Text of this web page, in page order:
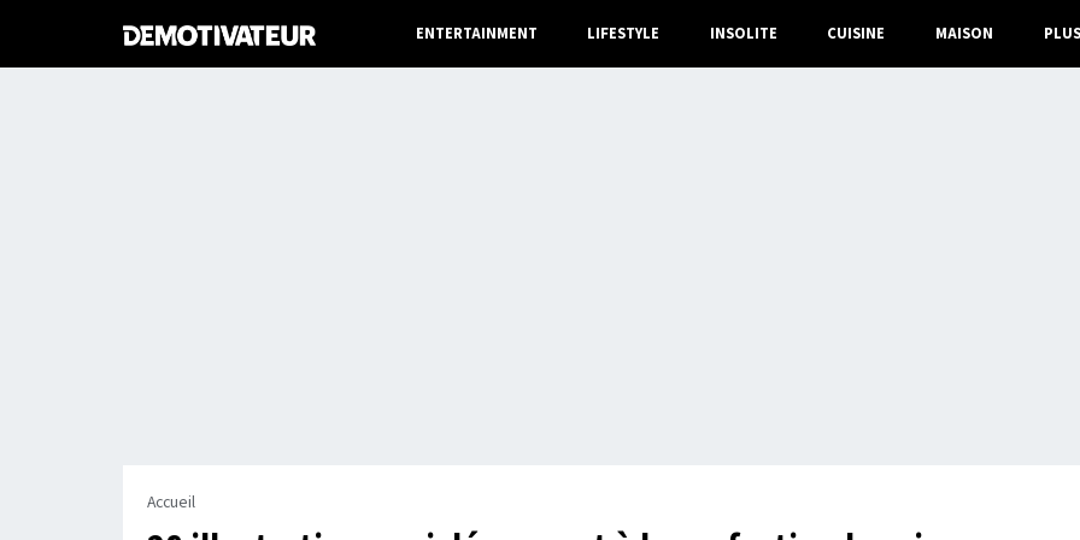
ENTERTAINMENT LIFESTYLE INSOLITE CUISINE MAISON PLUS
Accueil